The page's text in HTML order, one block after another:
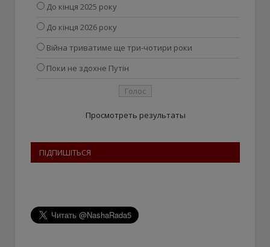
До кінця 2025 року
До кінця 2026 року
Війна триватиме ще три-чотири роки
Поки не здохне Путін
Просмотреть результаты
ПІДПИШІТЬСЯ